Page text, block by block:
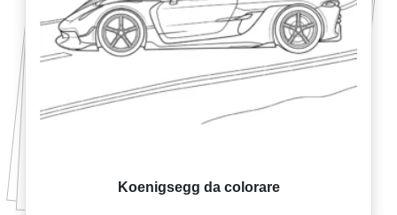
Koenigsegg da colorare